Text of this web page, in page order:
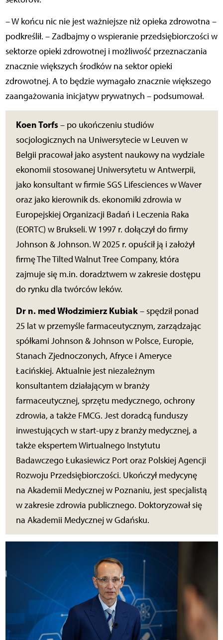
– W końcu nic nie jest ważniejsze niż opieka zdrowotna –
podkreślił. – Zadbajmy o wspieranie przedsiębiorczości w
sektorze opieki zdrowotnej i możliwość przeznaczania
znacznie większych środków na sektor opieki
zdrowotnej. A to będzie wymagało znacznie większego
zaangażowania inicjatyw prywatnych – podsumował.
Koen Torfs– po ukończeniu studiów
socjologicznych na Uniwersytecie w Leuven w
Belgii pracował jako asystent naukowy na wydziale
ekonomii stosowanej Uniwersytetu w Antwerpii,
jako konsultant w firmie SGS Lifesciences w Waver
oraz jako kierownik ds. ekonomiki zdrowia w
Europejskiej Organizacji Badań i Leczenia Raka
(EORTC) w Brukseli. W 1997 r. dołączył do firmy
Johnson & Johnson. W 2025 r. opuścił ją i założył
firmę The Tilted Walnut Tree Company, która
zajmuje się m.in. doradztwem w zakresie dostępu
do rynku dla twórców leków.
Dr n. med Włodzimierz Kubiak– spędził ponad
25 lat w przemyśle farmaceutycznym, zarządzając
spółkami Johnson & Johnson w Polsce, Europie,
Stanach Zjednoczonych, Afryce i Ameryce
Łacińskiej. Aktualnie jest niezależnym
konsultantem działającym w branży
farmaceutycznej, sprzętu medycznego, ochrony
zdrowia, a także FMCG. Jest doradcą funduszy
inwestujących w start-upy z branży medycznej, a
także ekspertem Wirtualnego Instytutu
Badawczego Łukasiewicz Port oraz Polskiej Agencji
Rozwoju Przedsiębiorczości. Ukończył medycynę
na Akademii Medycznej w Poznaniu, jest specjalistą
w zakresie zdrowia publicznego. Doktoryzował się
na Akademii Medycznej w Gdańsku.